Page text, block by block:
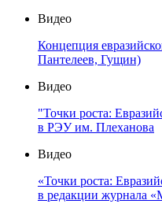
Видео
Концепция
Пантелеев, Гущин)
Видео
"Точки роста:
в РЭУ им. Плеханова
Видео
«Точки роста:
в редакции журнала